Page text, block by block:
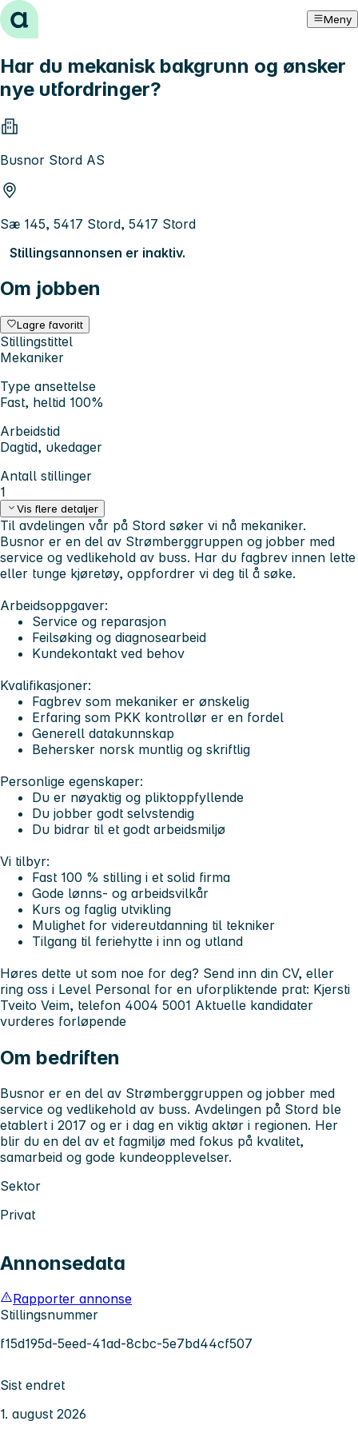
Hopp til innhold Meny
Har du mekanisk bakgrunn og ønsker
nye utfordringer?
Busnor Stord AS
Sæ 145, 5417 Stord, 5417 Stord
Stillingsannonsen er inaktiv.
Om jobben
Lagre favoritt
Stillingstittel
Mekaniker
Type ansettelse
Fast, heltid 100%
Arbeidstid
Dagtid, ukedager
Antall stillinger
1
Vis flere detaljer
Til avdelingen vår på Stord søker vi nå mekaniker.
Busnor er en del av Strømberggruppen og jobber med
service og vedlikehold av buss. Har du fagbrev innen lette
eller tunge kjøretøy, oppfordrer vi deg til å søke.
Arbeidsoppgaver:
Service og reparasjon
Feilsøking og diagnosearbeid
Kundekontakt ved behov
Kvalifikasjoner:
Fagbrev som mekaniker er ønskelig
Erfaring som PKK kontrollør er en fordel
Generell datakunnskap
Behersker norsk muntlig og skriftlig
Personlige egenskaper:
Du er nøyaktig og pliktoppfyllende
Du jobber godt selvstendig
Du bidrar til et godt arbeidsmiljø
Vi tilbyr:
Fast 100 % stilling i et solid firma
Gode lønns- og arbeidsvilkår
Kurs og faglig utvikling
Mulighet for videreutdanning til tekniker
Tilgang til feriehytte i inn og utland
Høres dette ut som noe for deg? Send inn din CV, eller
ring oss i Level Personal for en uforpliktende prat: Kjersti
Tveito Veim, telefon 4004 5001 Aktuelle kandidater
vurderes forløpende
Om bedriften
Busnor er en del av Strømberggruppen og jobber med
service og vedlikehold av buss. Avdelingen på Stord ble
etablert i 2017 og er i dag en viktig aktør i regionen. Her
blir du en del av et fagmiljø med fokus på kvalitet,
samarbeid og gode kundeopplevelser.
Sektor
Privat
Annonsedata
Rapporter annonse
Stillingsnummer
f15d195d-5eed-41ad-8cbc-5e7bd44cf507
Sist endret
1. august 2026